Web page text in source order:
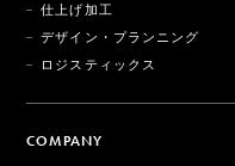
仕上げ加工
デザイン・プランニング
ロジスティックス
COMPANY